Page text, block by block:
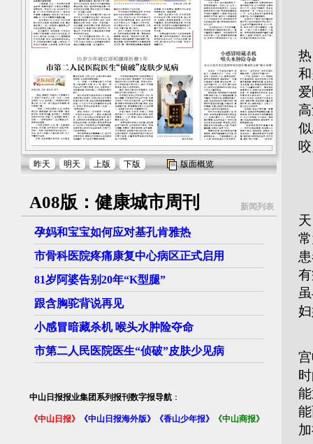
昨天 明天 上版 下版 版面概览
A08版：健康城市周刊 新闻列表
孕妈和宝宝如何应对基孔肯雅热
市骨科医院疼痛康复中心病区正式启用
81岁阿婆告别20年“K型腿”
跟含胸驼背说再见
小感冒暗藏杀机 喉头水肿险夺命
市第二人民医院医生“侦破”皮肤少见病
中山日报报业集团系列报刊数字报导航 ：
《中山日报》 《中山日报海外版》 《香山少年报》 《中山商报》